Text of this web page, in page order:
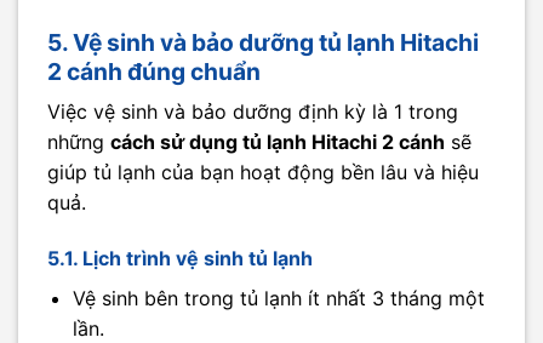
5. Vệ sinh và bảo dưỡng tủ lạnh Hitachi
2 cánh đúng chuẩn
Việc vệ sinh và bảo dưỡng định kỳ là 1 trong
những cách sử dụng tủ lạnh Hitachi 2 cánh sẽ
giúp tủ lạnh của bạn hoạt động bền lâu và hiệu
quả.
5.1. Lịch trình vệ sinh tủ lạnh
Vệ sinh bên trong tủ lạnh ít nhất 3 tháng một
lần.